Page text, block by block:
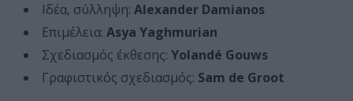
Ιδέα, σύλληψη: Alexander Damianos
Επιμέλεια: Asya Yaghmurian
Σχεδιασμός έκθεσης: Yolandé Gouws
Γραφιστικός σχεδιασμός: Sam de Groot